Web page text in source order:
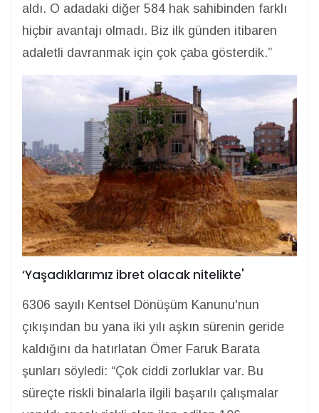
aldı. O adadaki diğer 584 hak sahibinden farklı
hiçbir avantajı olmadı. Biz ilk günden itibaren
adaletli davranmak için çok çaba gösterdik.”
‘Yaşadıklarımız ibret olacak nitelikte'
6306 sayılı Kentsel Dönüşüm Kanunu'nun
çıkışından bu yana iki yılı aşkın sürenin geride
kaldığını da hatırlatan Ömer Faruk Barata
şunları söyledi: “Çok ciddi zorluklar var. Bu
süreçte riskli binalarla ilgili başarılı çalışmalar